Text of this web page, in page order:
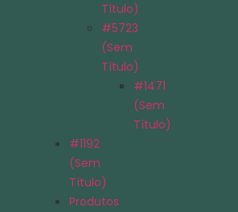
Título)
#5723
(sem
Título)
#1471
(sem
Título)
#1192
(sem
Título)
Produtos